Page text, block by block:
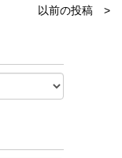
以前の投稿 >